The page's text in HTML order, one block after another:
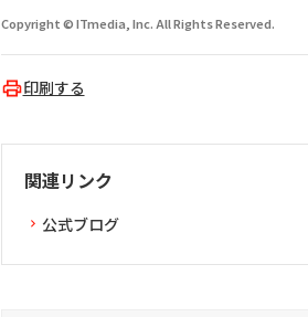
Copyright © ITmedia, Inc. All Rights Reserved.
印刷する
関連リンク
公式ブログ